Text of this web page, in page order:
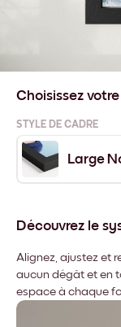
Choisissez
STYLE DE CADRE
Large
Découvrez le
Alignez, ajustez et
aucun dégât et en
espace à chaque